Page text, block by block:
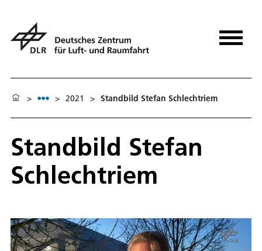
> > 2021 > Standbild Stefan Schlechtriem
Standbild Stefan
Schlechtriem